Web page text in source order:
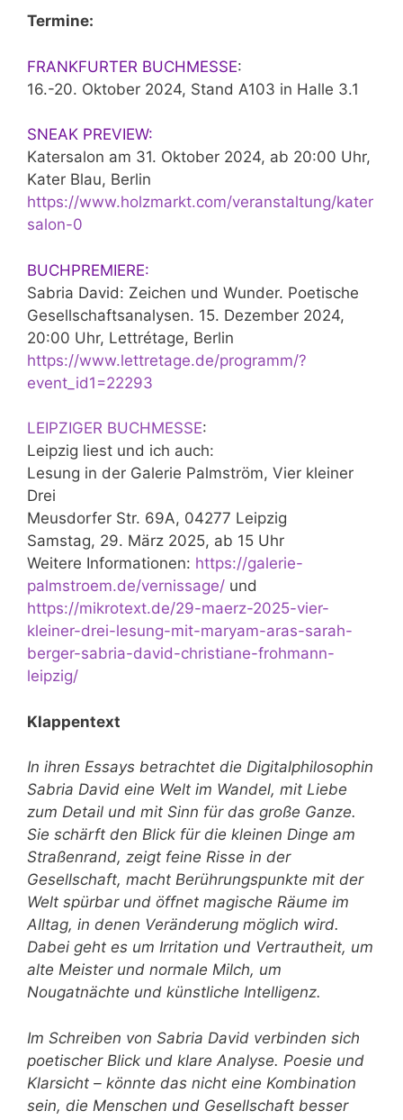
Termine:
FRANKFURTER BUCHMESSE:
16.-20. Oktober 2024, Stand A103 in Halle 3.1
SNEAK PREVIEW:
Katersalon am 31. Oktober 2024, ab 20:00 Uhr,
Kater Blau, Berlin
https://www.holzmarkt.com/veranstaltung/kater
salon-0
BUCHPREMIERE:
Sabria David: Zeichen und Wunder. Poetische
Gesellschaftsanalysen. 15. Dezember 2024,
20:00 Uhr, Lettrétage, Berlin
https://www.lettretage.de/programm/?
event_id1=22293
LEIPZIGER BUCHMESSE:
Leipzig liest und ich auch:
Lesung in der Galerie Palmström, Vier kleiner
Drei
Meusdorfer Str. 69A, 04277 Leipzig
Samstag, 29. März 2025, ab 15 Uhr
Weitere Informationen: https://galerie-
palmstroem.de/vernissage/ und
https://mikrotext.de/29-maerz-2025-vier-
kleiner-drei-lesung-mit-maryam-aras-sarah-
berger-sabria-david-christiane-frohmann-
leipzig/
Klappentext
In ihren Essays betrachtet die Digitalphilosophin
Sabria David eine Welt im Wandel, mit Liebe
zum Detail und mit Sinn für das große Ganze.
Sie schärft den Blick für die kleinen Dinge am
Straßenrand, zeigt feine Risse in der
Gesellschaft, macht Berührungspunkte mit der
Welt spürbar und öffnet magische Räume im
Alltag, in denen Veränderung möglich wird.
Dabei geht es um Irritation und Vertrautheit, um
alte Meister und normale Milch, um
Nougatnächte und künstliche Intelligenz.
Im Schreiben von Sabria David verbinden sich
poetischer Blick und klare Analyse. Poesie und
Klarsicht – könnte das nicht eine Kombination
sein, die Menschen und Gesellschaft besser